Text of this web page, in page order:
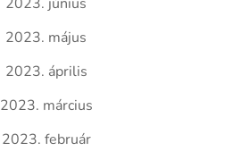
2023. május
2023. április
2023. március
2023. február